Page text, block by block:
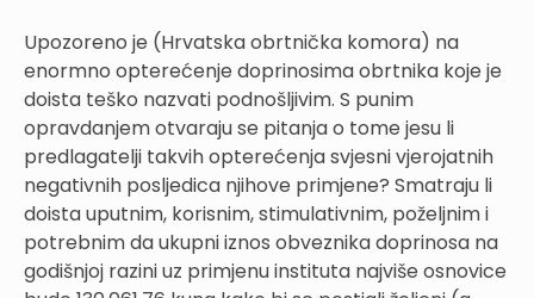
Upozoreno je (Hrvatska obrtnička komora) na
enormno opterećenje doprinosima obrtnika koje je
doista teško nazvati podnošljivim. S punim
opravdanjem otvaraju se pitanja o tome jesu li
predlagatelji takvih opterećenja svjesni vjerojatnih
negativnih posljedica njihove primjene? Smatraju li
doista uputnim, korisnim, stimulativnim, poželjnim i
potrebnim da ukupni iznos obveznika doprinosa na
godišnjoj razini uz primjenu instituta najviše osnovice